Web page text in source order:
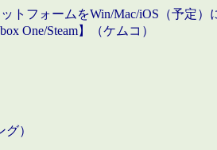
トフォームをWin/Mac/iOS（予定）
One/Steam】（ケムコ）
）